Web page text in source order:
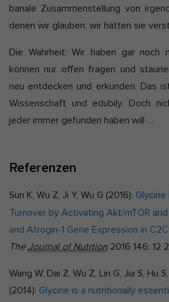
banale Zusammenstellung von
denen wir glauben, wir hätten sie
Die Wahrheit: Wir haben gar noch
können nur offen fragen und
neu entdecken und erkunden. Das
Wissenschaft und edubily. Doch
jeder immer gefunden haben will …
Referenzen
Sun K, Wu Z, Ji Y, Wu G (2016): Glycine
Turnover by Activating Akt/mTOR and
and Atrogin-1 Gene Expression in
The Journal of Nutrtion 2016 146: 12
Wang W, Dai Z, Wu Z, Lin G, Jia S, Hu
(2014): Glycine is a nutritionally